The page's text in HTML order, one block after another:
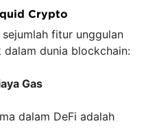
Crypto
fitur unggulan
dalam dunia blockchain:
Gas
dalam DeFi adalah